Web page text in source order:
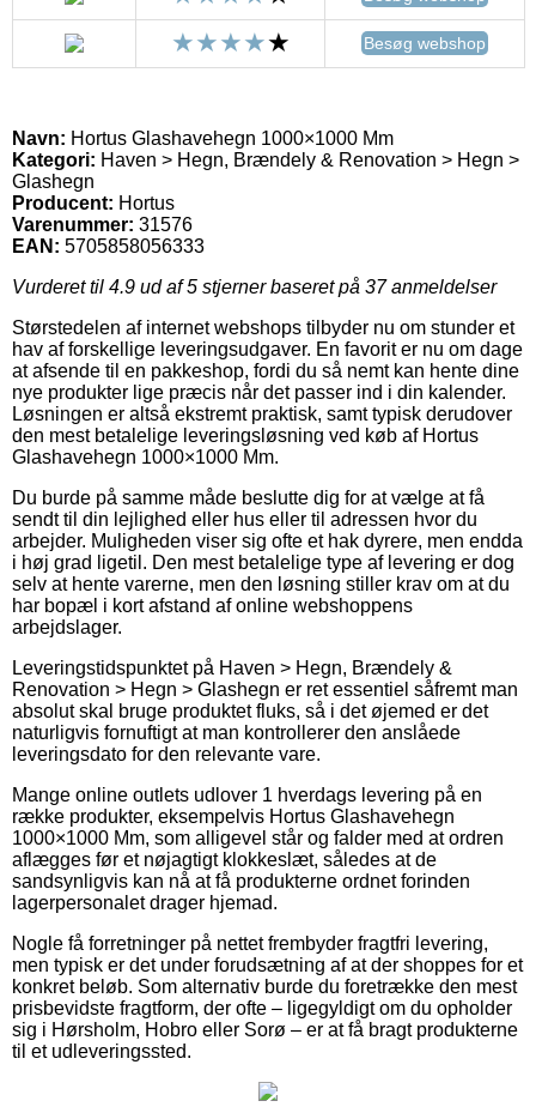
Besøg webshop
Navn: Hortus Glashavehegn 1000×1000 Mm
Kategori: Haven > Hegn, Brændely & Renovation > Hegn >
Glashegn
Producent: Hortus
Varenummer: 31576
EAN: 5705858056333
Vurderet til 4.9 ud af 5 stjerner baseret på 37anmeldelser
Størstedelen af internet webshops tilbyder nu om stunder et
hav af forskellige leveringsudgaver. En favorit er nu om dage
at afsende til en pakkeshop, fordi du så nemt kan hente dine
nye produkter lige præcis når det passer ind i din kalender.
Løsningen er altså ekstremt praktisk, samt typisk derudover
den mest betalelige leveringsløsning ved køb af Hortus
Glashavehegn 1000×1000 Mm.
Du burde på samme måde beslutte dig for at vælge at få
sendt til din lejlighed eller hus eller til adressen hvor du
arbejder. Muligheden viser sig ofte et hak dyrere, men endda
i høj grad ligetil. Den mest betalelige type af levering er dog
selv at hente varerne, men den løsning stiller krav om at du
har bopæl i kort afstand af online webshoppens
arbejdslager.
Leveringstidspunktet på Haven > Hegn, Brændely &
Renovation > Hegn > Glashegn er ret essentiel såfremt man
absolut skal bruge produktet fluks, så i det øjemed er det
naturligvis fornuftigt at man kontrollerer den anslåede
leveringsdato for den relevante vare.
Mange online outlets udlover 1 hverdags levering på en
række produkter, eksempelvis Hortus Glashavehegn
1000×1000 Mm, som alligevel står og falder med at ordren
aflægges før et nøjagtigt klokkeslæt, således at de
sandsynligvis kan nå at få produkterne ordnet forinden
lagerpersonalet drager hjemad.
Nogle få forretninger på nettet frembyder fragtfri levering,
men typisk er det under forudsætning af at der shoppes for et
konkret beløb. Som alternativ burde du foretrække den mest
prisbevidste fragtform, der ofte – ligegyldigt om du opholder
sig i Hørsholm, Hobro eller Sorø – er at få bragt produkterne
til et udleveringssted.